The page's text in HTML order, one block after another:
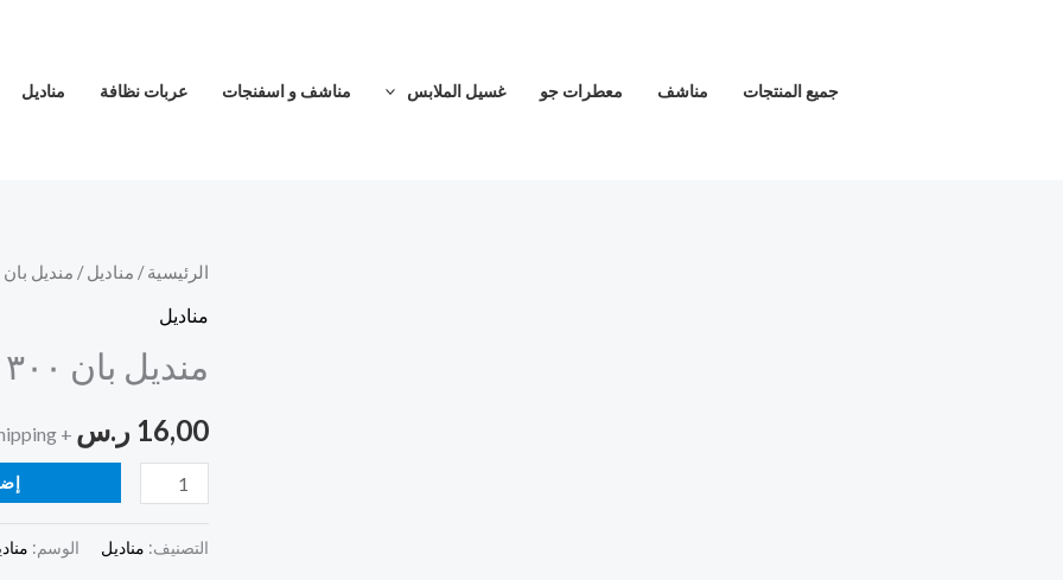
جميع المنتجات مناشف معطرات جو غسيل الملابس مناشف و اسفنجات عربات نظافة مناديل
الرئيسية/ مناديل/ منديل بان ٣٠٠ منديل ١٠ علب
مناديل
منديل بان ٣٠٠ منديل ١٠ علب
16,00 ر.س + Free Shipping
كمية
منديل
٣٠٠
١٠
علب
التصنيف: مناديل الوسم: